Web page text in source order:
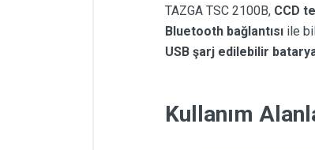
TAZGA TSC 2100B, CCD
Bluetooth bağlantısı ile
USB şarj edilebilir
Kullanım